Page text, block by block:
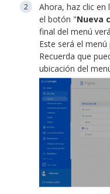
Ahora, haz clic en
el botón "Nueva
final del menú
Este será el
Recuerda que
ubicación del